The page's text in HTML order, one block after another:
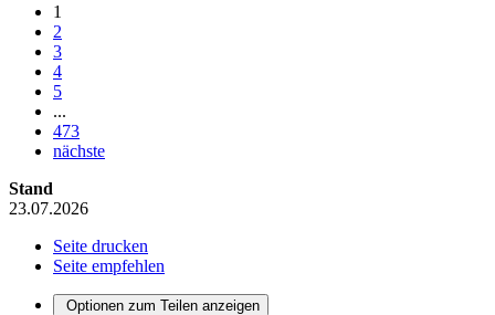
1
2
3
4
5
...
473
nächste
Stand
23.07.2026
Seite drucken
Seite empfehlen
Optionen zum Teilen anzeigen